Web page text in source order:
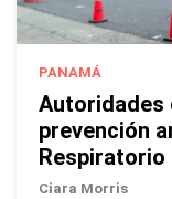
PANAMÁ
Autoridades
prevención
Respiratorio
Ciara Morris